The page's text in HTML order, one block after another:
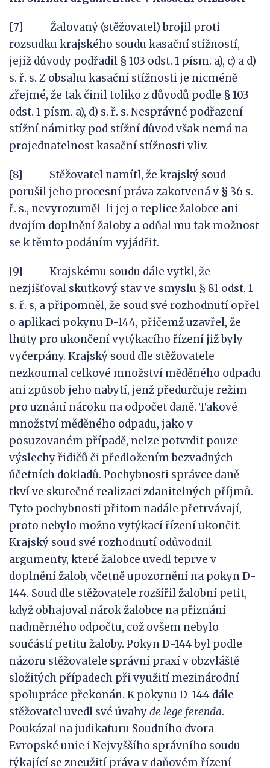
[7] Žalovaný (stěžovatel) brojil proti
rozsudku krajského soudu kasační stížností,
jejíž důvody podřadil § 103 odst. 1 písm. a), c) a d)
s. ř. s. Z obsahu kasační stížnosti je nicméně
zřejmé, že tak činil toliko z důvodů podle § 103
odst. 1 písm. a), d) s. ř. s. Nesprávné podřazení
stížní námitky pod stížní důvod však nemá na
projednatelnost kasační stížnosti vliv.
[8] Stěžovatel namítl, že krajský soud
porušil jeho procesní práva zakotvená v § 36 s.
ř. s., nevyrozuměl-li jej o replice žalobce ani
dvojím doplnění žaloby a odňal mu tak možnost
se k těmto podáním vyjádřit.
[9] Krajskému soudu dále vytkl, že
nezjišťoval skutkový stav ve smyslu § 81 odst. 1
s. ř. s, a připomněl, že soud své rozhodnutí opřel
o aplikaci pokynu D-144, přičemž uzavřel, že
lhůty pro ukončení vytýkacího řízení již byly
vyčerpány. Krajský soud dle stěžovatele
nezkoumal celkové množství měděného odpadu
ani způsob jeho nabytí, jenž předurčuje režim
pro uznání nároku na odpočet daně. Takové
množství měděného odpadu, jako v
posuzovaném případě, nelze potvrdit pouze
výslechy řidičů či předložením bezvadných
účetních dokladů. Pochybnosti správce daně
tkví ve skutečné realizaci zdanitelných příjmů.
Tyto pochybnosti přitom nadále přetrvávají,
proto nebylo možno vytýkací řízení ukončit.
Krajský soud své rozhodnutí odůvodnil
argumenty, které žalobce uvedl teprve v
doplnění žalob, včetně upozornění na pokyn D-
144. Soud dle stěžovatele rozšířil žalobní petit,
když obhajoval nárok žalobce na přiznání
nadměrného odpočtu, což ovšem nebylo
součástí petitu žaloby. Pokyn D-144 byl podle
názoru stěžovatele správní praxí v obzvláště
složitých případech při využití mezinárodní
spolupráce překonán. K pokynu D-144 dále
stěžovatel uvedl své úvahyde lege ferenda.
Poukázal na judikaturu Soudního dvora
Evropské unie i Nejvyššího správního soudu
týkající se zneužití práva v daňovém řízení